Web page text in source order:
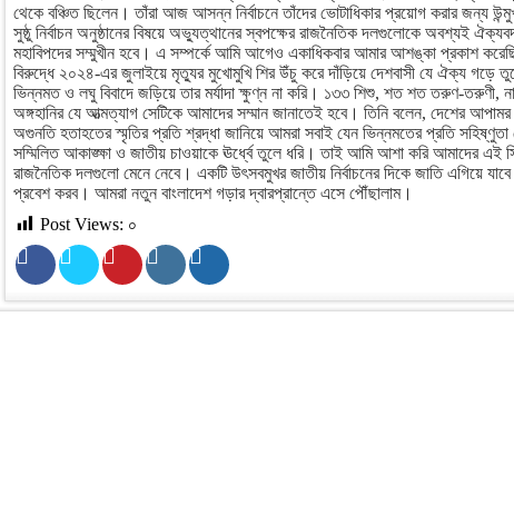
থেকে বঞ্চিত ছিলেন। তাঁরা আজ আসন্ন নির্বাচনে তাঁদের ভোটাধিকার প্রয়োগ করার জন্য
সুষ্ঠু নির্বাচন অনুষ্ঠানের বিষয়ে অভ্যুত্থানের স্বপক্ষের রাজনৈতিক দলগুলোকে অবশ্যই
মহাবিপদের সম্মুখীন হবে। এ সম্পর্কে আমি আগেও একাধিকবার আমার আশঙ্কা প্রকাশ
বিরুদ্ধে ২০২৪-এর জুলাইয়ে মৃত্যুর মুখোমুখি শির উঁচু করে দাঁড়িয়ে দেশবাসী যে ঐক্য গড়ে
ভিন্নমত ও লঘু বিবাদে জড়িয়ে তার মর্যাদা ক্ষুণ্ন না করি। ১৩৩ শিশু, শত শত তরুণ-তরুণী,
অঙ্গহানির যে আত্মত্যাগ সেটিকে আমাদের সম্মান জানাতেই হবে। তিনি বলেন, দেশের
অগুনতি হতাহতের স্মৃতির প্রতি শ্রদ্ধা জানিয়ে আমরা সবাই যেন ভিন্নমতের প্রতি
সম্মিলিত আকাঙ্ক্ষা ও জাতীয় চাওয়াকে ঊর্ধ্বে তুলে ধরি। তাই আমি আশা করি আমাদের এই
রাজনৈতিক দলগুলো মেনে নেবে। একটি উৎসবমুখর জাতীয় নির্বাচনের দিকে জাতি এগিয়ে
প্রবেশ করব। আমরা নতুন বাংলাদেশ গড়ার দ্বারপ্রান্তে এসে পৌঁছালাম।
Post Views: ০